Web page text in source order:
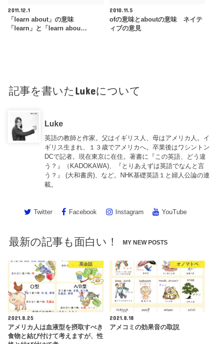
2011.12.1
「learn about」の意味
「learn」と「learn abou…
2010.11.5
ofの意味とaboutの意味 ネイテ
ィブの意見
記事を書いたLukeについて
Luke
英語の教師と作家。父はイギリス人、母はアメリカ人。イ
ギリス生まれ、１３歳でアメリカへ。卒業後はワシントン
DCで記者。現在東京に在住。著書に『この英語、どう違
う？』（KADOKAWA)、『とりあえずは英語でなんと言
う？』 (大和書房)、など。NHK基礎英語１と婦人公論の連
載。
Twitter Facebook Instagram YouTube
最新の記事も面白い！ MY NEW POSTS
英会話
2021.8.25
アメリカ人は血液型を摂取すべき
食物と結び付けて考えますが、性
オノマトペ
2021.8.18
アメコミの効果音の取説